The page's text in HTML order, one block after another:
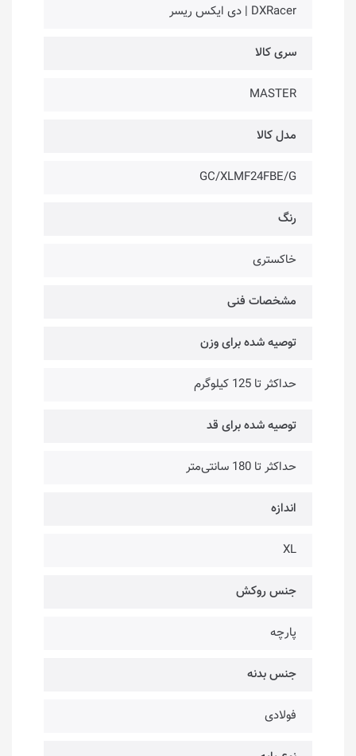
DXRacer | دی ایکس ریسر
سری کالا
MASTER
مدل کالا
GC/XLMF24FBE/G
رنگ
خاکستری
مشخصات فنی
توصیه شده برای وزن
حداکثر تا 125 کیلوگرم
توصیه شده برای قد
حداکثر تا 180 سانتی‌متر
اندازه
XL
جنس روکش
پارچه
جنس بدنه
فولادی